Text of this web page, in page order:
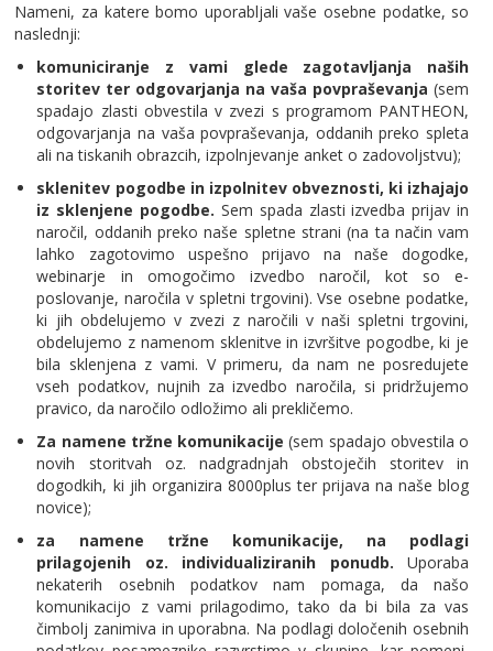
Nameni, za katere bomo uporabljali vaše osebne podatke, so
naslednji:
komuniciranje z vami glede zagotavljanja naših
storitev ter odgovarjanja na vaša povpraševanja (sem
spadajo zlasti obvestila v zvezi s programom PANTHEON,
odgovarjanja na vaša povpraševanja, oddanih preko spleta
ali na tiskanih obrazcih, izpolnjevanje anket o zadovoljstvu);
sklenitev pogodbe in izpolnitev obveznosti, ki izhajajo
iz sklenjene pogodbe. Sem spada zlasti izvedba prijav in
naročil, oddanih preko naše spletne strani (na ta način vam
lahko zagotovimo uspešno prijavo na naše dogodke,
webinarje in omogočimo izvedbo naročil, kot so e-
poslovanje, naročila v spletni trgovini). Vse osebne podatke,
ki jih obdelujemo v zvezi z naročili v naši spletni trgovini,
obdelujemo z namenom sklenitve in izvršitve pogodbe, ki je
bila sklenjena z vami. V primeru, da nam ne posredujete
vseh podatkov, nujnih za izvedbo naročila, si pridržujemo
pravico, da naročilo odložimo ali prekličemo.
Za namene tržne komunikacije(sem spadajo obvestila o
novih storitvah oz. nadgradnjah obstoječih storitev in
dogodkih, ki jih organizira 8000plus ter prijava na naše blog
novice);
za namene tržne komunikacije, na podlagi
prilagojenih oz. individualiziranih ponudb.Uporaba
nekaterih osebnih podatkov nam pomaga, da našo
komunikacijo z vami prilagodimo, tako da bi bila za vas
čimbolj zanimiva in uporabna. Na podlagi določenih osebnih